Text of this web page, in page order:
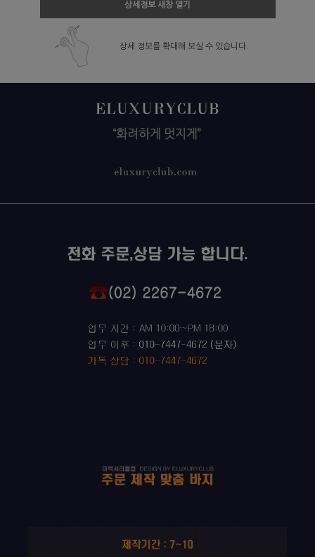
상세정보 새창 열기
상세 정보를 확대해 보실 수 있습니다.